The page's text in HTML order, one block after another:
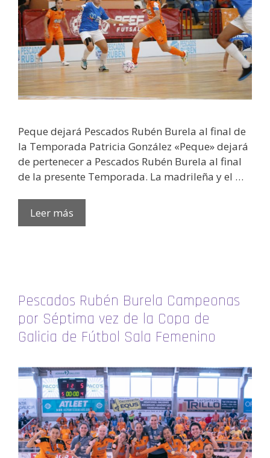
Peque dejará Pescados Rubén Burela al final de
la Temporada Patricia González «Peque» dejará
de pertenecer a Pescados Rubén Burela al final
de la presente Temporada. La madrileña y el …
Leer más
Pescados Rubén Burela Campeonas
por Séptima vez de la Copa de
Galicia de Fútbol Sala Femenino